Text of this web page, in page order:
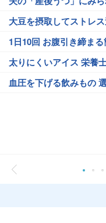
大豆を摂取してストレ
1日10回 お腹引き締ま
太りにくいアイス 栄養
血圧を下げる飲みもの